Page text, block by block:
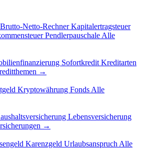
Brutto-Netto-RechnerKapitalertragsteuer
Pendlerpauschale Alle
Sofortkredit Kreditarten
→
Kryptowährung Fonds Alle
Lebensversicherung
→
Karenzgeld Urlaubsanspruch Alle